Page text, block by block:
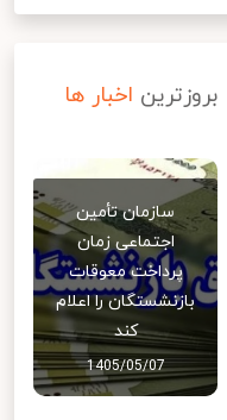
بروزترین اخبار ها
سازمان تأمین
اجتماعی زمان
پرداخت معوقات
بازنشستگان را اعلام
کند
1405/05/07